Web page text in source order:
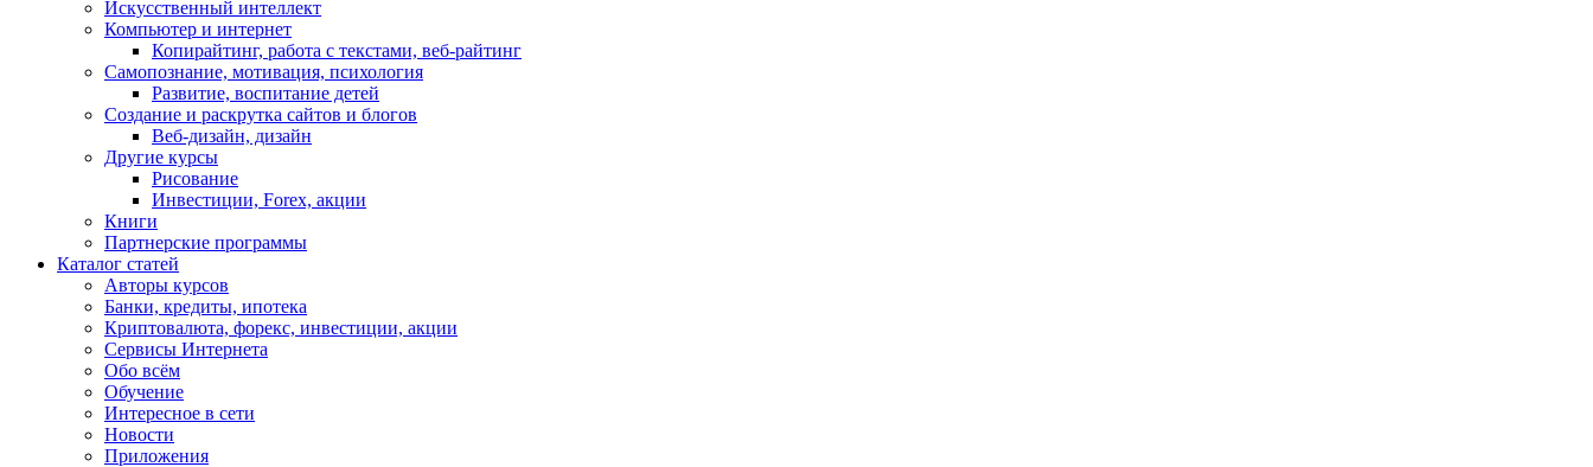
Искусственный интеллект
Компьютер и интернет
Копирайтинг, работа с текстами, веб-райтинг
Самопознание, мотивация, психология
Развитие, воспитание детей
Создание и раскрутка сайтов и блогов
Веб-дизайн, дизайн
Другие курсы
Рисование
Инвестиции, Forex, акции
Книги
Партнерские программы
Каталог статей
Авторы курсов
Банки, кредиты, ипотека
Криптовалюта, форекс, инвестиции, акции
Сервисы Интернета
Обо всём
Обучение
Интересное в сети
Новости
Приложения